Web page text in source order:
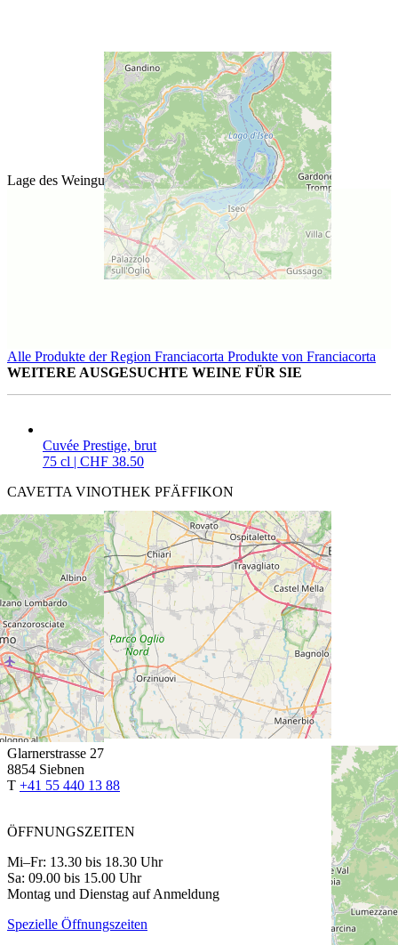
Lage des Weinguts
Alle Produkte der Region Franciacorta Produkte von Franciacorta
WEITERE AUSGESUCHTE WEINE FÜR SIE
Cuvée Prestige, brut
75 cl | CHF 38.50
CAVETTA VINOTHEK PFÄFFIKON
Churerstrasse 64
8808 Pfäffikon SZ
T+41 55 420 11 44
ÖFFNUNGSZEITEN
Fr: 13.30 bis 18.30 Uhr
Sa: 9.00 bis 15.00 Uhr
Montag bis Donnerstag auf Anmeldung
Spezielle Öffnungszeiten
CAVETTA VINOTHEK SIEBNEN
Glarnerstrasse 27
8854 Siebnen
T +41 55 440 13 88
ÖFFNUNGSZEITEN
Mi–Fr: 13.30 bis 18.30 Uhr
Sa: 09.00 bis 15.00 Uhr
Montag und Dienstag auf Anmeldung
Spezielle Öffnungszeiten